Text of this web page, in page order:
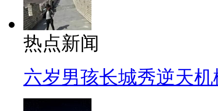
热点新闻
六岁男孩长城秀逆天机